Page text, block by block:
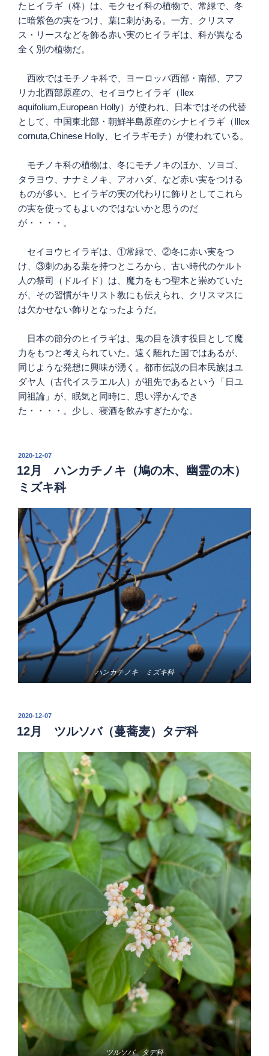
たヒイラギ（柊）は、モクセイ科の植物で、常緑で、冬
に暗紫色の実をつけ、葉に刺がある。一方、クリスマ
ス・リースなどを飾る赤い実のヒイラギは、科が異なる
全く別の植物だ。
西欧ではモチノキ科で、ヨーロッパ西部・南部、アフ
リカ北西部原産の、セイヨウヒイラギ（Ilex
aquifolium,European Holly）が使われ、日本ではその代替
として、中国東北部・朝鮮半島原産のシナヒイラギ（Illex
cornuta,Chinese Holly、ヒイラギモチ）が使われている。
モチノキ科の植物は、冬にモチノキのほか、ソヨゴ、
タラヨウ、ナナミノキ、アオハダ、など赤い実をつける
ものが多い。ヒイラギの実の代わりに飾りとしてこれら
の実を使ってもよいのではないかと思うのだ
が・・・・。
セイヨウヒイラギは、①常緑で、②冬に赤い実をつ
け、③刺のある葉を持つところから、古い時代のケルト
人の祭司（ドルイド）は、魔力をもつ聖木と崇めていた
が、その習慣がキリスト教にも伝えられ、クリスマスに
は欠かせない飾りとなったようだ。
日本の節分のヒイラギは、鬼の目を潰す役目として魔
力をもつと考えられていた。遠く離れた国ではあるが、
同じような発想に興味が湧く。都市伝説の日本民族はユ
ダヤ人（古代イスラエル人）が祖先であるという「日ユ
同祖論」が、眠気と同時に、思い浮かんでき
た・・・・。少し、寝酒を飲みすぎたかな。
投
稿
日:
2020-12-07
12月 ハンカチノキ（鳩の木、幽霊の木）
ミズキ科
ハンカチノキ ミズキ科
投
稿
日:
2020-12-07
12月 ツルソバ（蔓蕎麦）タデ科
ツルソバ タデ科